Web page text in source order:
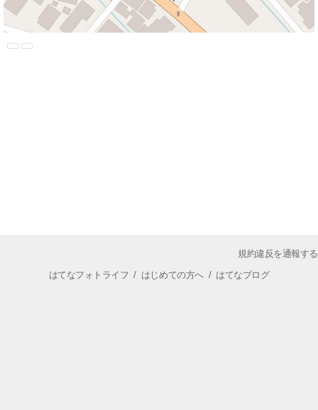
規約違反を通報する
はてなフォトライフ / はじめての方へ/ はてなブログ